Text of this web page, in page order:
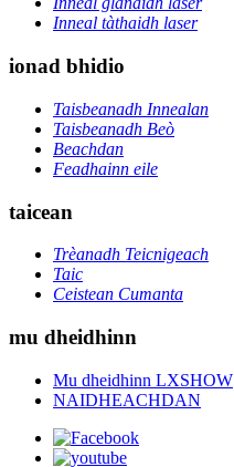
Inneal tàthaidh laser
ionad bhidio
Taisbeanadh Innealan
Taisbeanadh Beò
Beachdan
Feadhainn eile
taicean
Trèanadh Teicnigeach
Taic
Ceistean Cumanta
mu dheidhinn
Mu dheidhinn LXSHOW
NAIDHEACHDAN